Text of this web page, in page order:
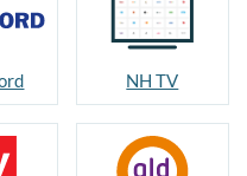
NH TV